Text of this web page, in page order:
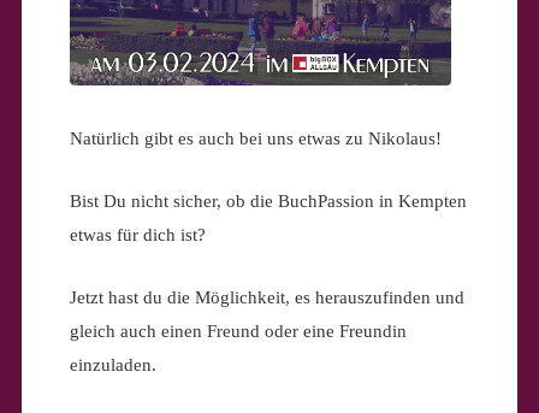
Natürlich gibt es auch bei uns etwas zu Nikolaus!
Bist Du nicht sicher, ob die BuchPassion in Kempten
etwas für dich ist?
Jetzt hast du die Möglichkeit, es herauszufinden und
gleich auch einen Freund oder eine Freundin
einzuladen.